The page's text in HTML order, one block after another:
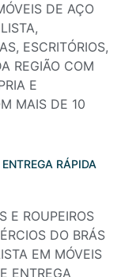
DE AÇO
ESCRITÓRIOS,
REGIÃO COM
E
MAIS DE 10
RÁPIDA
E ROUPEIROS
DO BRÁS
EM MÓVEIS
ENTREGA